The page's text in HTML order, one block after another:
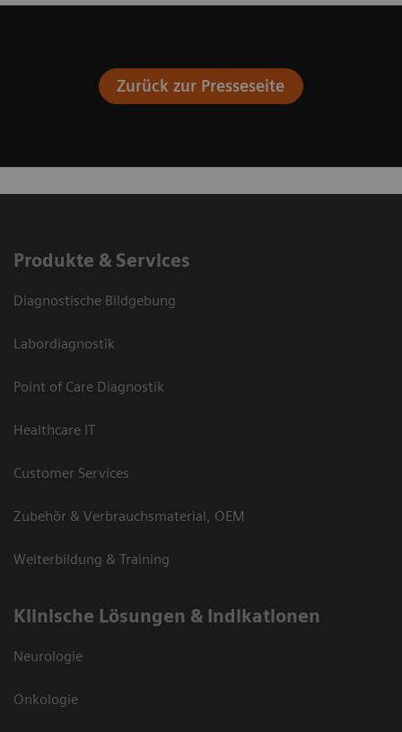
Zurück zur Presseseite
Produkte & Services
Diagnostische Bildgebung
Labordiagnostik
Point of Care Diagnostik
Healthcare IT
Customer Services
Zubehör & Verbrauchsmaterial, OEM
Weiterbildung & Training
Klinische Lösungen & Indikationen
Neurologie
Onkologie